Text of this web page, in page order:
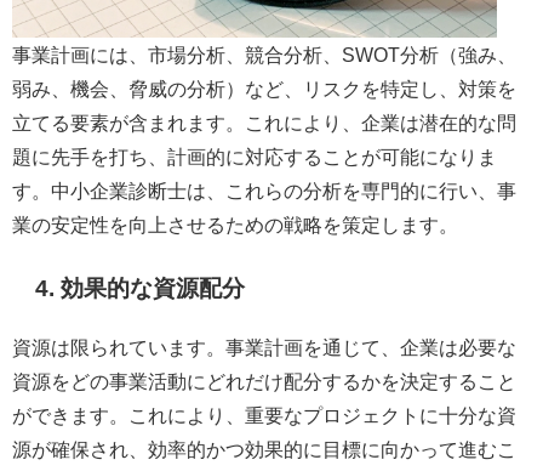
事業計画には、市場分析、競合分析、SWOT分析（強み、
弱み、機会、脅威の分析）など、リスクを特定し、対策を
立てる要素が含まれます。これにより、企業は潜在的な問
題に先手を打ち、計画的に対応することが可能になりま
す。中小企業診断士は、これらの分析を専門的に行い、事
業の安定性を向上させるための戦略を策定します。
4. 効果的な資源配分
資源は限られています。事業計画を通じて、企業は必要な
資源をどの事業活動にどれだけ配分するかを決定すること
ができます。これにより、重要なプロジェクトに十分な資
源が確保され、効率的かつ効果的に目標に向かって進むこ